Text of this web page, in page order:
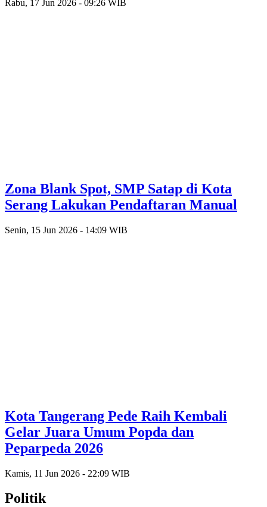
Rabu, 17 Jun 2026 - 09:26 WIB
Zona Blank Spot, SMP Satap di Kota
Serang Lakukan Pendaftaran Manual
Senin, 15 Jun 2026 - 14:09 WIB
Kota Tangerang Pede Raih Kembali
Gelar Juara Umum Popda dan
Peparpeda 2026
Kamis, 11 Jun 2026 - 22:09 WIB
Politik